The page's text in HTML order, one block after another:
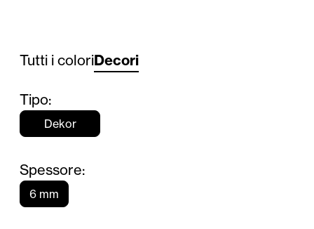
Tutti i coloriDecori
Tipo:
Dekor
Spessore:
6 mm